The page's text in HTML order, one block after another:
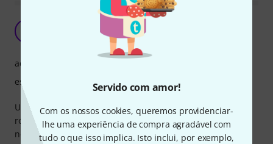
Servido com amor!
Com os nossos cookies, queremos providenciar-
lhe uma experiência de compra agradável com
tudo o que isso implica. Isto inclui, por exemplo,
Não foi uma boa experiência
joao paulo 14.09.2022
Um dos suportes saltou um cabo de aço de dentro da
rótula. Sinceramente não gostei e não compraria
novamente.
acabamento
estabilidade